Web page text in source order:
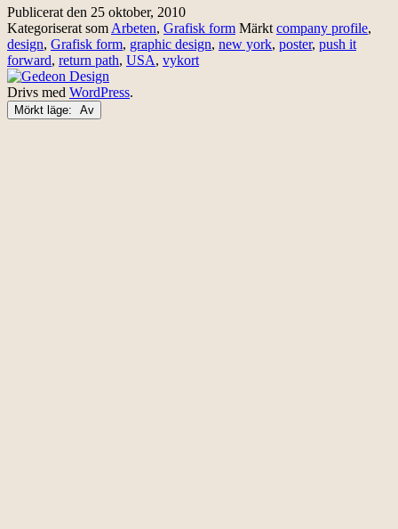
Publicerat den 25 oktober, 2010
Kategoriserat som Arbeten, Grafisk form Märkt company profile,
design, Grafisk form, graphic design, new york, poster, push it
forward, return path, USA, vykort
Drivs med WordPress.
Mörkt läge: